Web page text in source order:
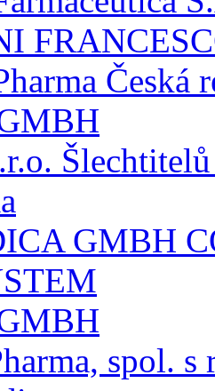
Česká
GMBH
spol. s